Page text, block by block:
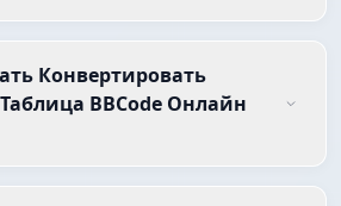
Конвертировать
BBCode Онлайн